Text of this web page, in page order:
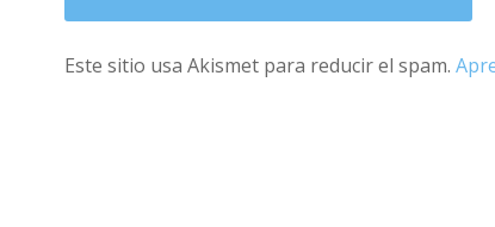
Este sitio usa Akismet para reducir el spam.